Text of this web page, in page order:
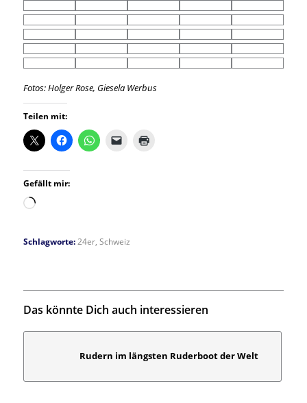
Fotos: Holger Rose, Giesela Werbus
Teilen mit:
Gefällt mir:
Wird
Schlagworte: 24er, Schweiz
Das könnte Dich auch interessieren
Rudern im längsten Ruderboot der Welt